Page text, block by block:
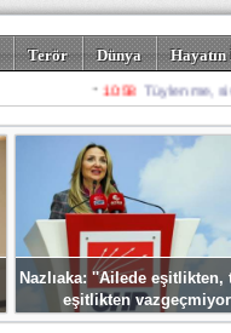
Terör Dünya
Spor Misafir
Nazlıaka: ''Ailede eşitlikten,
eşitlikten